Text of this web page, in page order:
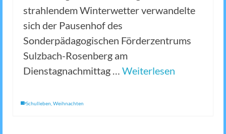
strahlendem Winterwetter verwandelte
sich der Pausenhof des
Sonderpädagogischen Förderzentrums
Sulzbach-Rosenberg am
Dienstagnachmittag … Weiterlesen
Schulleben Weihnachten